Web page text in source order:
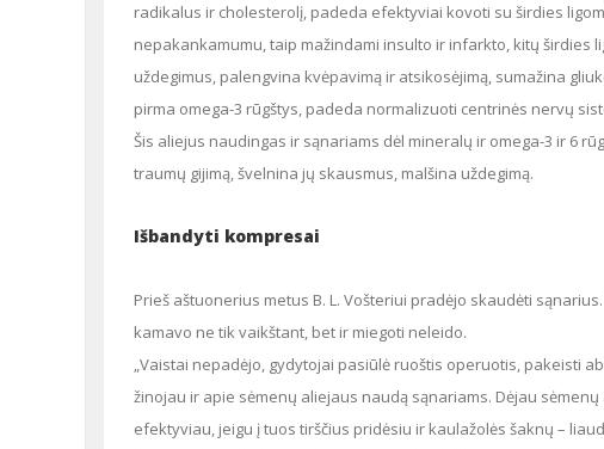
radikalus ir cholesterolį, padeda efektyviai kovoti su širdies
nepakankamumu, taip mažindami insulto ir infarkto, kitų
uždegimus, palengvina kvėpavimą ir atsikosėjimą, sumažina
pirma omega-3 rūgštys, padeda normalizuoti centrinės nervų
Šis aliejus naudingas ir sąnariams dėl mineralų ir omega-3 ir 6
traumų gijimą, švelnina jų skausmus, malšina uždegimą.
Išbandyti kompresai
Prieš aštuonerius metus B. L. Vošteriui pradėjo skaudėti sąnarius. Kairės kojos negalėjo lankstyti. O blogiausia, kad skausmas
kamavo ne tik vaikštant, bet ir miegoti neleido.
„Vaistai nepadėjo, gydytojai pasiūlė ruoštis operuotis, pakeisti abu kelio sąnarius. Tačiau sumaniau pabandyti padėti sau pats – juk
žinojau ir apie sėmenų aliejaus naudą sąnariams. Dėjau
efektyviau, jeigu į tuos tirščius pridėsiu ir kaulažolės šaknų –